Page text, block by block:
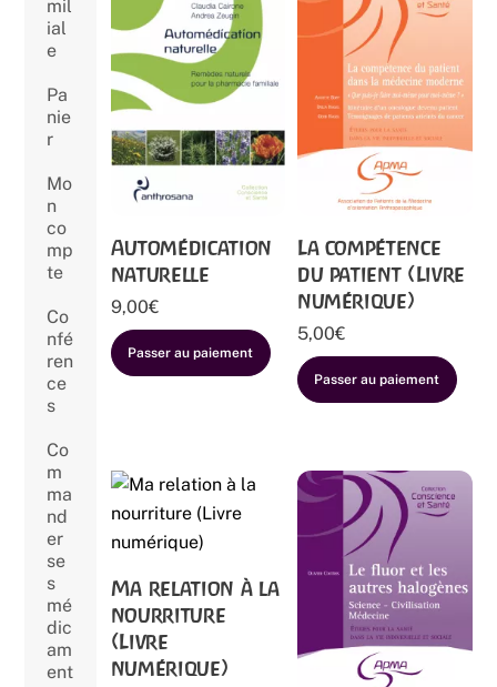
mil
ial
e
Pa
nie
r
Mo
n
co
mp
te
Co
nfé
ren
ce
s
Co
m
ma
nd
er
se
s
mé
dic
am
ent
Automédication
naturelle
9,00€
Passer au paiement
La compétence
du patient (Livre
numérique)
5,00€
Passer au paiement
Ma relation à la
nourriture
(Livre
numérique)